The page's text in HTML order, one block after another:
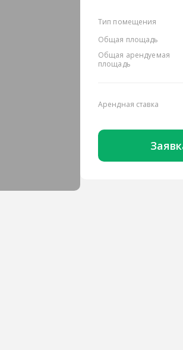
Тип помещения
Общая площадь
Общая арендуемая
площадь
Арендная ставка